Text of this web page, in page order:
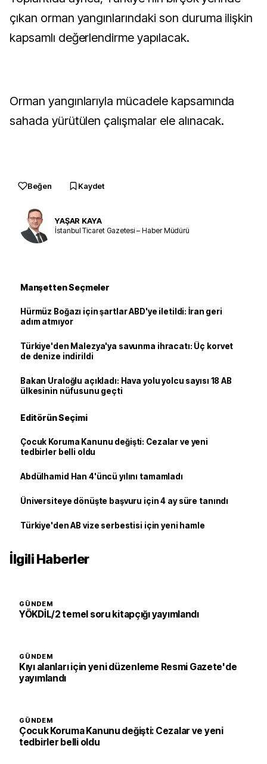
çıkan orman yangınlarındaki son duruma ilişkin
kapsamlı değerlendirme yapılacak.
Orman yangınlarıyla mücadele kapsamında
sahada yürütülen çalışmalar ele alınacak.
Beğen Kaydet
YAŞAR KAYA
İstanbul Ticaret Gazetesi – Haber Müdürü
Manşetten Seçmeler
Hürmüz Boğazı için şartlar ABD'ye iletildi: İran geri
adım atmıyor
Türkiye'den Malezya'ya savunma ihracatı: Üç korvet
de denize indirildi
Bakan Uraloğlu açıkladı: Hava yolu yolcu sayısı 18 AB
ülkesinin nüfusunu geçti
Editörün Seçimi
Çocuk Koruma Kanunu değişti: Cezalar ve yeni
tedbirler belli oldu
Abdülhamid Han 4'üncü yılını tamamladı
Üniversiteye dönüşte başvuru için 4 ay süre tanındı
Türkiye'den AB vize serbestisi için yeni hamle
İlgili Haberler
GÜNDEM
YÖKDİL/2 temel soru kitapçığı yayımlandı
GÜNDEM
Kıyı alanları için yeni düzenleme Resmi Gazete'de
yayımlandı
GÜNDEM
Çocuk Koruma Kanunu değişti: Cezalar ve yeni
tedbirler belli oldu